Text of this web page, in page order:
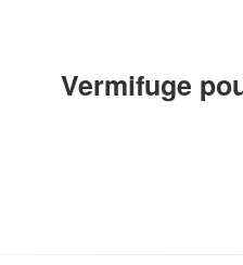
Vermifuge